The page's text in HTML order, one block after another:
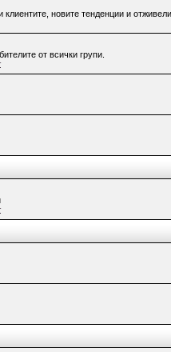
новите тенденции и
от всички групи.